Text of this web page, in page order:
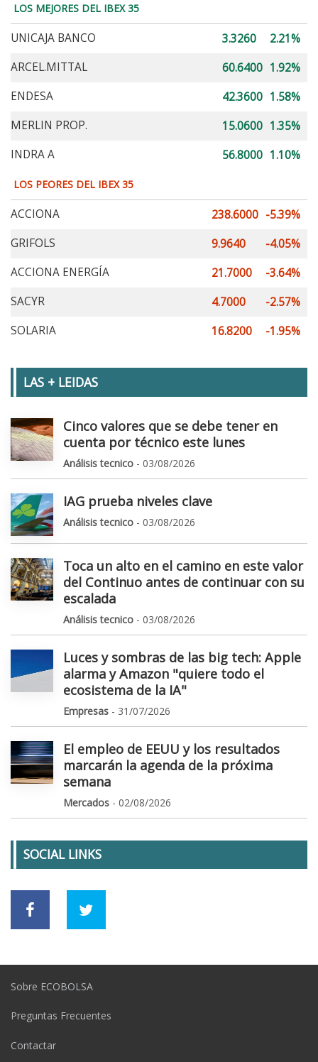
LOS MEJORES DEL IBEX 35
UNICAJA BANCO 3.3260
2.21%
ARCEL.MITTAL
60.6400 1.92%
ENDESA
42.3600 1.58%
MERLIN PROP.
15.0600 1.35%
INDRA A
56.8000 1.10%
LOS PEORES DEL IBEX 35
ACCIONA 238.6000 -5.39%
GRIFOLS
9.9640
-4.05%
ACCIONA ENERGÍA
21.7000
-3.64%
SACYR
4.7000
-2.57%
SOLARIA
16.8200 -1.95%
LAS + LEIDAS
Cinco valores que se debe tener en
cuenta por técnico este lunes
Análisis tecnico - 03/08/2026
IAG prueba niveles clave
Análisis tecnico - 03/08/2026
Toca un alto en el camino en este valor
del Continuo antes de continuar con su
escalada
Análisis tecnico - 03/08/2026
Luces y sombras de las big tech: Apple
alarma y Amazon "quiere todo el
ecosistema de la IA"
Empresas - 31/07/2026
El empleo de EEUU y los resultados
marcarán la agenda de la próxima
semana
Mercados - 02/08/2026
SOCIAL LINKS
Sobre ECOBOLSA
Preguntas Frecuentes
Contactar